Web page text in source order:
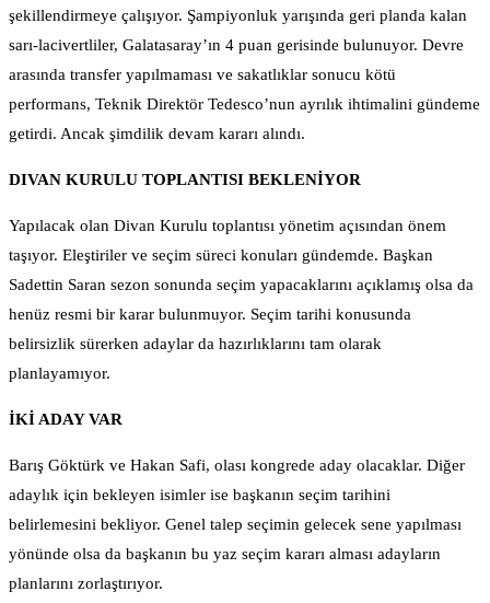
şekillendirmeye çalışıyor. Şampiyonluk yarışında geri planda kalan
sarı-lacivertliler, Galatasaray’ın 4 puan gerisinde bulunuyor. Devre
arasında transfer yapılmaması ve sakatlıklar sonucu kötü
performans, Teknik Direktör Tedesco’nun ayrılık ihtimalini gündeme
getirdi. Ancak şimdilik devam kararı alındı.
DIVAN KURULU TOPLANTISI BEKLENİYOR
Yapılacak olan Divan Kurulu toplantısı yönetim açısından önem
taşıyor. Eleştiriler ve seçim süreci konuları gündemde. Başkan
Sadettin Saran sezon sonunda seçim yapacaklarını açıklamış olsa da
henüz resmi bir karar bulunmuyor. Seçim tarihi konusunda
belirsizlik sürerken adaylar da hazırlıklarını tam olarak
planlayamıyor.
İKİ ADAY VAR
Barış Göktürk ve Hakan Safi, olası kongrede aday olacaklar. Diğer
adaylık için bekleyen isimler ise başkanın seçim tarihini
belirlemesini bekliyor. Genel talep seçimin gelecek sene yapılması
yönünde olsa da başkanın bu yaz seçim kararı alması adayların
planlarını zorlaştırıyor.